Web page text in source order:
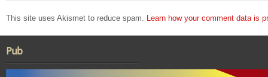
This site uses Akismet to reduce spam. Learn how your comment data is
Pub